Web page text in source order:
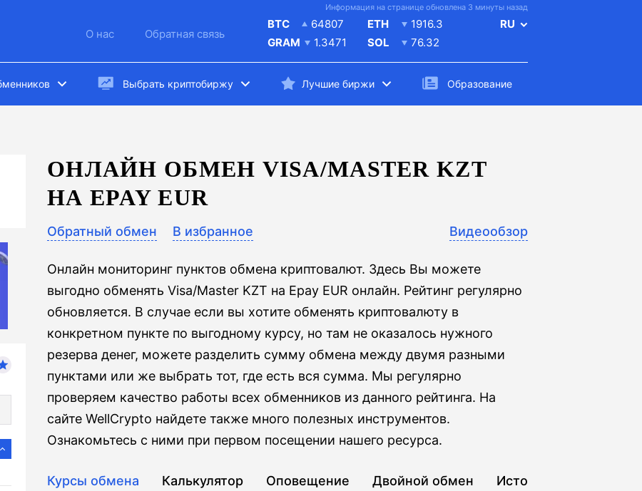
Информация на странице обновлена 3 минуты назад
О нас Обратная связь
BTC
64807
GRAM
1.3471
ETH
1916.3
SOL
76.32
RU
Выбрать криптобиржу Лучшие биржи Образование
ОНЛАЙН ОБМЕН VISA/MASTER KZT
НА EPAY EUR
Обратный обмен В избранное Видеообзор
Онлайн мониторинг пунктов обмена криптовалют. Здесь Вы можете
выгодно обменять Visa/Master KZT на Epay EUR онлайн. Рейтинг регулярно
обновляется. В случае если вы хотите обменять криптовалюту в
конкретном пункте по выгодному курсу, но там не оказалось нужного
резерва денег, можете разделить сумму обмена между двумя разными
пунктами или же выбрать тот, где есть вся сумма. Мы регулярно
проверяем качество работы всех обменников из данного рейтинга. На
сайте WellCrypto найдете также много полезных инструментов.
Ознакомьтесь с ними при первом посещении нашего ресурса.
Курсы обмена Калькулятор Оповещение Двойной обмен История